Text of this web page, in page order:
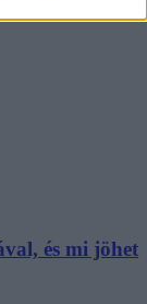
és mi jöhet